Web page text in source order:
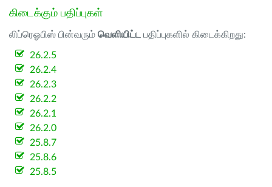
கிடைக்கும் பதிப்புகள்
லிப்ரெஓபிஸ் பின்வரும் வெளியிட்ட பதிப்புகளில் கிடைக்கிறது:
26.2.5
26.2.4
26.2.3
26.2.2
26.2.1
26.2.0
25.8.7
25.8.6
25.8.5